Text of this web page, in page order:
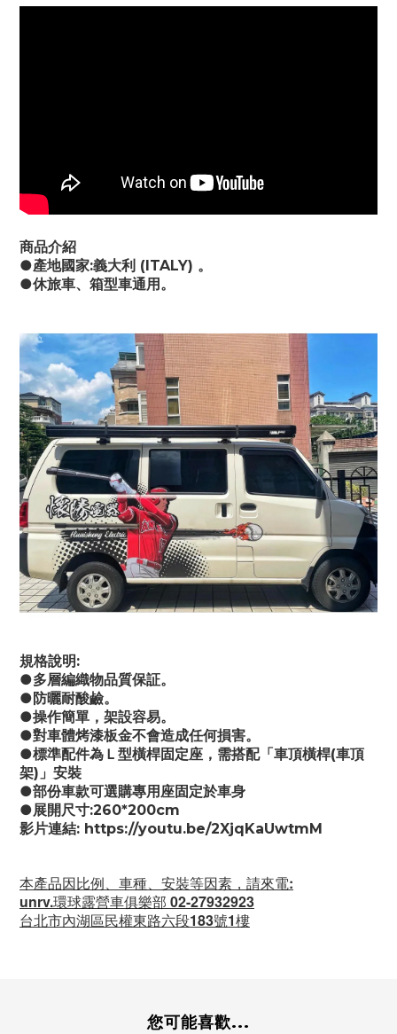
商品介紹
●產地國家:義大利 (ITALY) 。
●休旅車、箱型車通用。
規格說明:
●多層編織物品質保証。
●防曬耐酸鹼。
●操作簡單，架設容易。
●對車體烤漆板金不會造成任何損害。
●標準配件為Ｌ型橫桿固定座，需搭配「車頂橫桿(車頂
架)」安裝
●部份車款可選購專用座固定於車身
●展開尺寸:260*200cm
影片連結: https://youtu.be/2XjqKaUwtmM
本產品因比例、車種、安裝等因素，請來電:
unrv.環球露營車俱樂部 02-27932923
台北市內湖區民權東路六段183號1樓
您可能喜歡...